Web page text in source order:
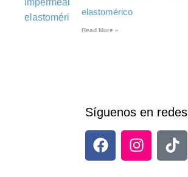
elastomérico
Read More »
Síguenos en redes